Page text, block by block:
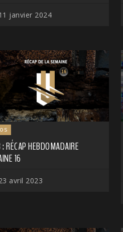
janvier 2024
RÉCAP HEBDOMADAIRE
16
avril 2023